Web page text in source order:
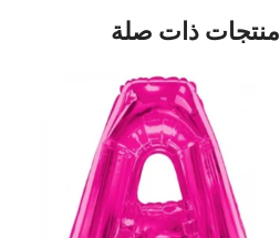
منتجات ذات صلة